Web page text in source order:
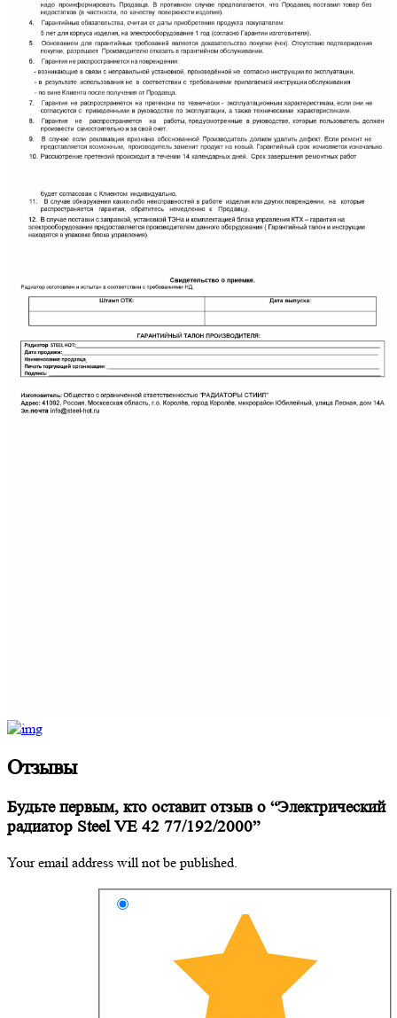
Отзывы
Будьте первым, кто оставит отзыв о “Электрический
радиатор Steel VE 42 77/192/2000”
Your email address will not be published.